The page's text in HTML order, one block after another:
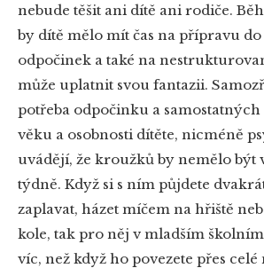
nebude těšit ani dítě ani rodiče.
by dítě mělo mít čas na přípravu do
odpočinek a také na
může uplatnit svou fantazii.
potřeba odpočinku a
věku a osobnosti dítěte, nicméně
uvádějí, že kroužků by nemělo být
týdně. Když si s ním půjdete
zaplavat, házet míčem na hřiště
kole, tak pro něj v mladším
víc, než když ho povezete přes celé